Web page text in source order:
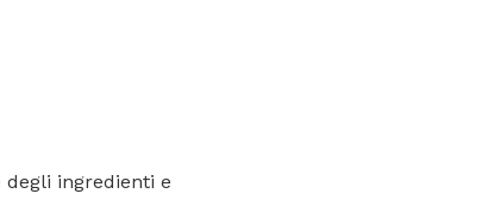
ingredienti e